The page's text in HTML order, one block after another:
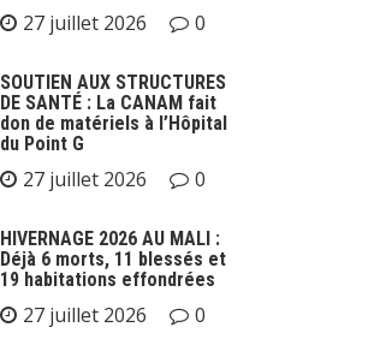
27 juillet 2026 0
SOUTIEN AUX STRUCTURES
DE SANTÉ : La CANAM fait
don de matériels à l’Hôpital
du Point G
27 juillet 2026 0
HIVERNAGE 2026 AU MALI :
Déjà 6 morts, 11 blessés et
19 habitations effondrées
27 juillet 2026 0